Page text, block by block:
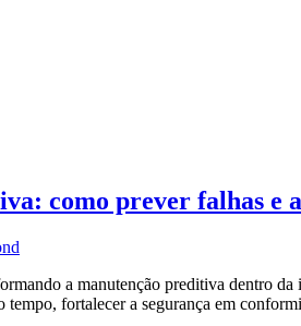
como prever falhas e
a manutenção preditiva dentro da
tempo, fortalecer a segurança em